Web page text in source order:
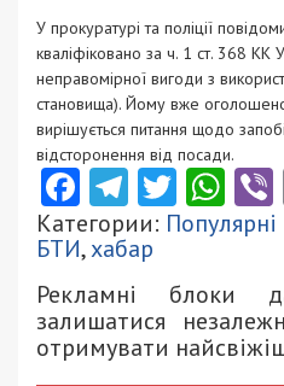
У прокуратурі та поліції
кваліфіковано за ч. 1 ст. 368 КК
неправомірної вигоди з
становища). Йому вже
вирішується питання щодо
відсторонення від посади.
Facebook
Telegram
Категории:
БТИ,хабар
Рекламні блоки
залишатися
отримувати